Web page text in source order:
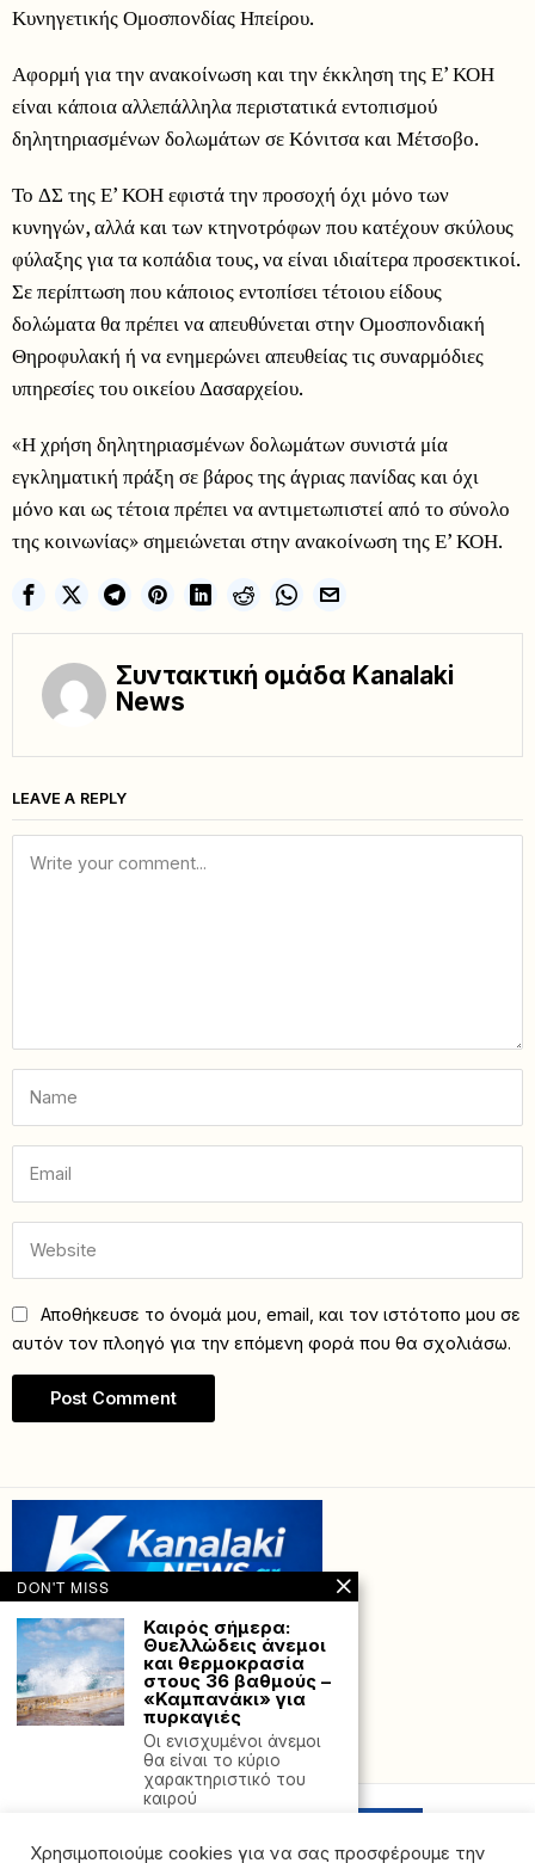
Κυνηγετικής Ομοσπονδίας Ηπείρου.
Αφορμή για την ανακοίνωση και την έκκληση της Ε’ ΚΟΗ
είναι κάποια αλλεπάλληλα περιστατικά εντοπισμού
δηλητηριασμένων δολωμάτων σε Κόνιτσα και Μέτσοβο.
Το ΔΣ της Ε’ ΚΟΗ εφιστά την προσοχή όχι μόνο των
κυνηγών, αλλά και των κτηνοτρόφων που κατέχουν σκύλους
φύλαξης για τα κοπάδια τους, να είναι ιδιαίτερα προσεκτικοί.
Σε περίπτωση που κάποιος εντοπίσει τέτοιου είδους
δολώματα θα πρέπει να απευθύνεται στην Ομοσπονδιακή
Θηροφυλακή ή να ενημερώνει απευθείας τις συναρμόδιες
υπηρεσίες του οικείου Δασαρχείου.
«Η χρήση δηλητηριασμένων δολωμάτων συνιστά μία
εγκληματική πράξη σε βάρος της άγριας πανίδας και όχι
μόνο και ως τέτοια πρέπει να αντιμετωπιστεί από το σύνολο
της κοινωνίας» σημειώνεται στην ανακοίνωση της Ε’ ΚΟΗ.
Συντακτική ομάδα Kanalaki
News
LEAVE A REPLY
Αποθήκευσε το όνομά μου, email, και τον ιστότοπο μου σε
αυτόν τον πλοηγό για την επόμενη φορά που θα σχολιάσω.
by Hostville”)
Χρησιμοποιούμε cookies για να σας προσφέρουμε την
DON'T MISS
Καιρός σήμερα:
Θυελλώδεις άνεμοι
και θερμοκρασία
στους 36 βαθμούς –
«Καμπανάκι» για
πυρκαγιές
Οι ενισχυμένοι άνεμοι
θα είναι το κύριο
χαρακτηριστικό του
καιρού
υπογραφές για το